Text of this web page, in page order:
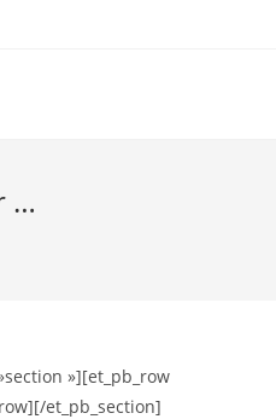
…
»][et_pb_row
et_pb_section]